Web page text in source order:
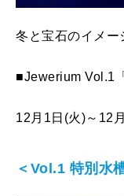
冬と宝石のイメー
■Jewerium Vol.1
12月1日(火)～12
＜Vol.1 特別水